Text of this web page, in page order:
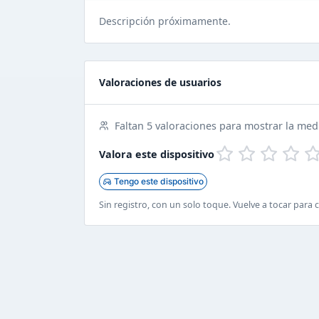
Descripción próximamente.
Valoraciones de usuarios
Faltan 5 valoraciones para mostrar la
Valora este dispositivo
Tengo este dispositivo
Sin registro, con un solo toque. Vuelve a tocar para